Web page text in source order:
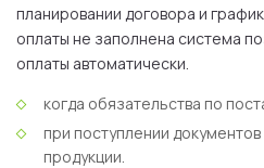
планировании договора и
оплаты не заполнена система
оплаты автоматически.
когда обязательства по
при поступлении
продукции.